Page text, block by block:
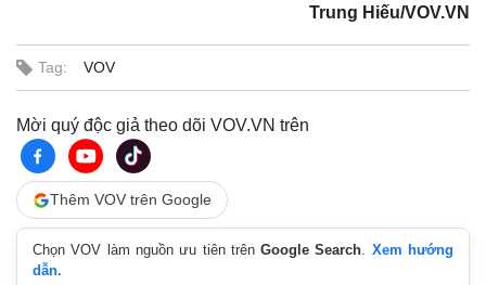
Bất động sản
Khởi nghiệp
Tiêu dùng
Chứng khoán
Trung Hiếu/VOV.VN
Tag: VOV
Mời quý độc giả theo dõi VOV.VN trên
Thêm VOV trên Google
Chọn VOV làm nguồn ưu tiên trênGoogle Search. Xem hướng
dẫn.